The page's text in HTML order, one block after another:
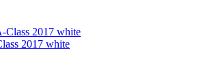
2017 white